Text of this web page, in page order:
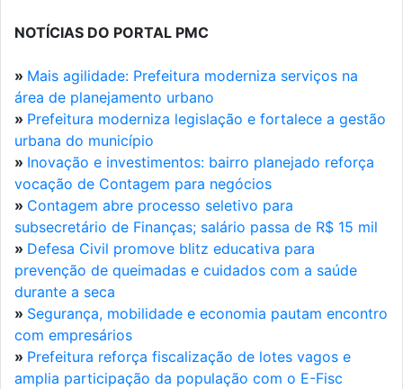
NOTÍCIAS DO PORTAL PMC
» Mais agilidade: Prefeitura moderniza serviços na
área de planejamento urbano
» Prefeitura moderniza legislação e fortalece a gestão
urbana do município
» Inovação e investimentos: bairro planejado reforça
vocação de Contagem para negócios
» Contagem abre processo seletivo para
subsecretário de Finanças; salário passa de R$ 15 mil
» Defesa Civil promove blitz educativa para
prevenção de queimadas e cuidados com a saúde
durante a seca
» Segurança, mobilidade e economia pautam encontro
com empresários
» Prefeitura reforça fiscalização de lotes vagos e
amplia participação da população com o E-Fisc